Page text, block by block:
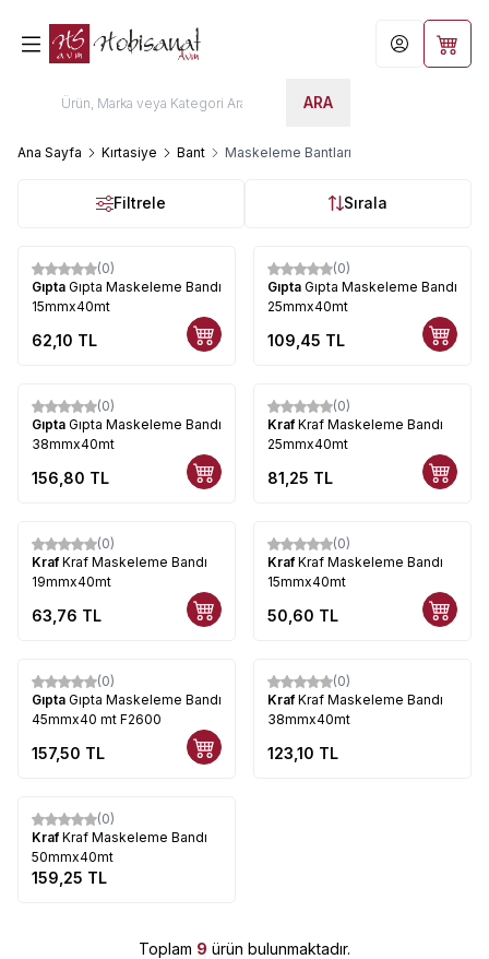
ARA
Hesabım
Ana Sayfa Kırtasiye Bant Maskeleme Bantları
Filtrele Sırala
(0)
Gıpta Gıpta Maskeleme Bandı
15mmx40mt
62,10 TL
(0)
Gıpta Gıpta Maskeleme Bandı
25mmx40mt
109,45 TL
(0)
Gıpta Gıpta Maskeleme Bandı
38mmx40mt
156,80 TL
(0)
KrafKraf Maskeleme Bandı
25mmx40mt
81,25 TL
(0)
KrafKraf Maskeleme Bandı
19mmx40mt
63,76 TL
(0)
KrafKraf Maskeleme Bandı
15mmx40mt
50,60 TL
(0)
Gıpta Gıpta Maskeleme Bandı
45mmx40 mt F2600
157,50 TL
(0)
KrafKraf Maskeleme Bandı
38mmx40mt
123,10 TL
(0)
KrafKraf Maskeleme Bandı
50mmx40mt
159,25 TL
Toplam 9 ürün bulunmaktadır.